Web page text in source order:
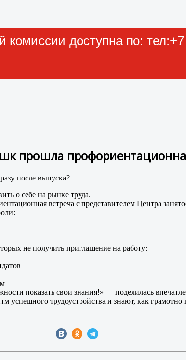
доступна по:
прошла
после выпуска?
о себе на рынке труда.
встреча с представителем Центра
не получить приглашение на работу:
показать свои знания!» — поделилась
трудоустройства и знают, как грамотно